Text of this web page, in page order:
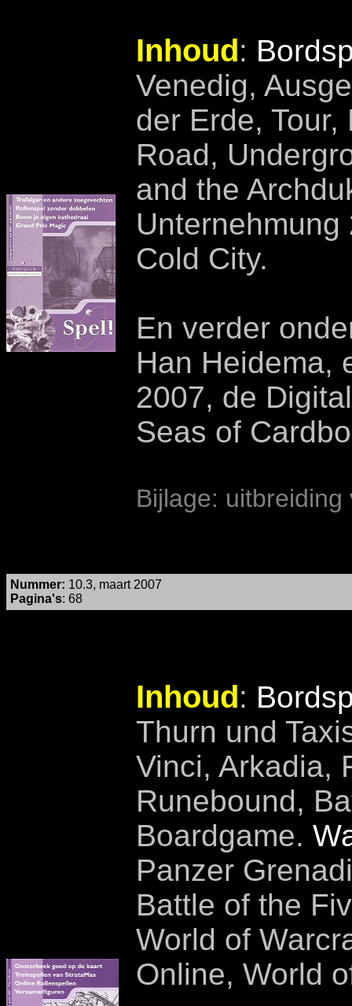
Inhoud:
Venedig,
der Erde,
Road,
and the
Cold City.
En verder
Han Heidema,
2007, de
Seas of
Bijlage:
Nummer: 10.3, maart 2007
Pagina's: 68
Inhoud:
Thurn und
Vinci, Arkadia,
Runebound,
Boardgame.
Panzer
Battle of the
World of
Online, World